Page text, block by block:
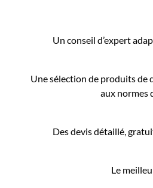
Un conseil d’expert
Une sélection de produits de
aux normes
Des devis détaillé,
Le